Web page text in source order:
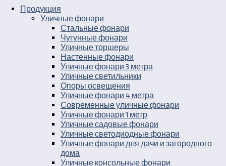
Продукция
Уличные фонари
Стальные фонари
Чугунные фонари
Уличные торшеры
Настенные фонари
Уличные фонари 3 метра
Уличные светильники
Опоры освещения
Уличные фонари 4 метра
Современные уличные фонари
Уличные фонари 1 метр
Уличные садовые фонари
Уличные светодиодные фонари
Уличные фонари для дачи и загородного
дома
Уличные консольные фонари